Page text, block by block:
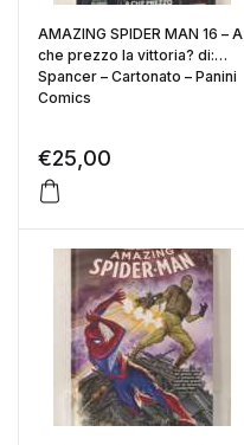
AMAZING SPIDER MAN 16 – A
che prezzo la vittoria? di:
Spancer – Cartonato – Panini
Comics
€25,00